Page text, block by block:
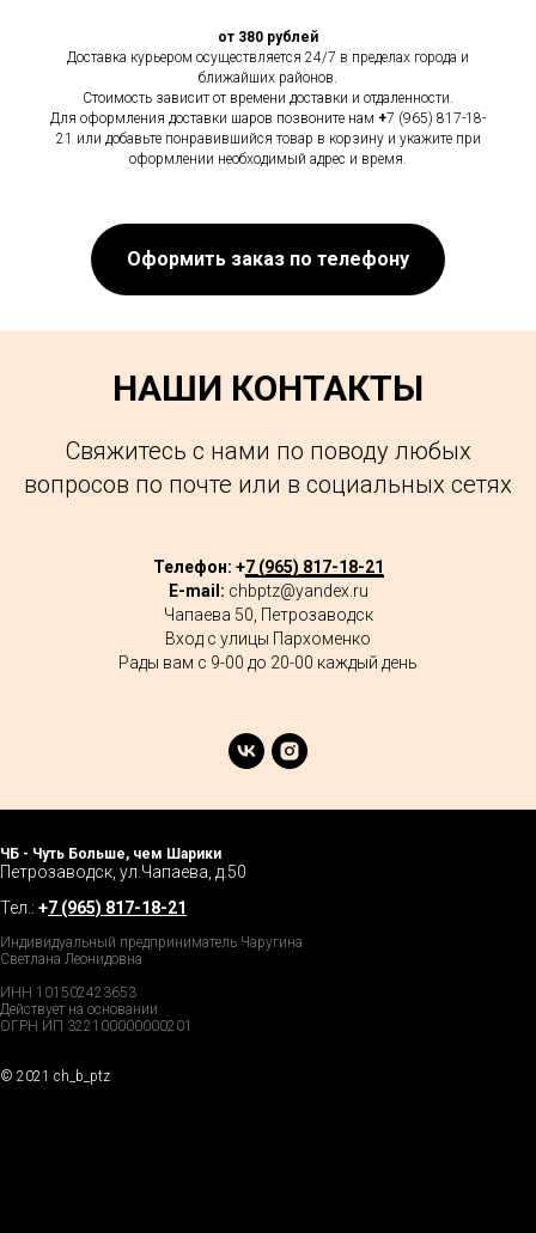
от 380 рублей
Доставка курьером осуществляется 24/7 в пределах города и
ближайших районов.
Стоимость зависит от времени доставки и отдаленности.
Для оформления доставки шаров позвоните нам +7 (965) 817-18-
21 или добавьте понравившийся товар в корзину и укажите при
оформлении необходимый адрес и время.
Оформить заказ по телефону
НАШИ КОНТАКТЫ
Свяжитесь с нами по поводу любых
вопросов по почте или в социальных сетях
Телефон: +7 (965) 817-18-21
E-mail: chbptz@yandex.ru
Чапаева 50, Петрозаводск
Вход с улицы Пархоменко
Рады вам с 9-00 до 20-00 каждый день
ЧБ - Чуть Больше, чем Шарики
Петрозаводск, ул.Чапаева, д.50
Тел.: +7 (965) 817-18-21
Индивидуальный предприниматель Чаругина
Светлана Леонидовна
ИНН 101502423653
Действует на основании
ОГРН ИП 322100000000201
© 2021 ch_b_ptz